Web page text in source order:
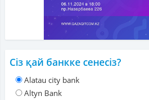
Сіз қай банкке сенесіз?
Alatau city bank
Altyn Bank